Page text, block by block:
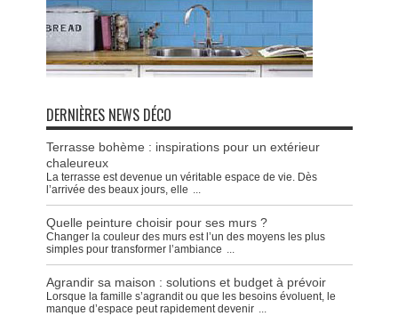
DERNIÈRES NEWS DÉCO
Terrasse bohème : inspirations pour un extérieur
chaleureux
La terrasse est devenue un véritable espace de vie. Dès
l’arrivée des beaux jours, elle ...
Quelle peinture choisir pour ses murs ?
Changer la couleur des murs est l’un des moyens les plus
simples pour transformer l’ambiance ...
Agrandir sa maison : solutions et budget à prévoir
Lorsque la famille s’agrandit ou que les besoins évoluent, le
manque d’espace peut rapidement devenir ...